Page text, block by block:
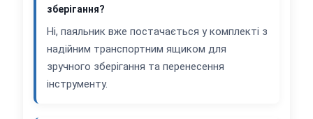
зберігання?
Ні, паяльник вже постачається у комплекті з
надійним транспортним ящиком для
зручного зберігання та перенесення
інструменту.